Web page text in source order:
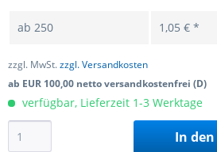
ab 250 1,05 € *
zzgl. MwSt.zzgl. Versandkosten
ab EUR 100,00 netto versandkostenfrei (D)
verfügbar, Lieferzeit 1-3 Werktage
In den